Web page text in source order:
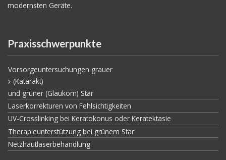
modernsten Geräte.
Praxisschwerpunkte
Vorsorgeuntersuchungen grauer
(Katarakt)
und grüner (Glaukom) Star
Laserkorrekturen von Fehlsichtigkeiten
UV-Crosslinking bei Keratokonus oder Keratektasie
Therapieunterstützung bei grünem Star
Netzhautlaserbehandlung